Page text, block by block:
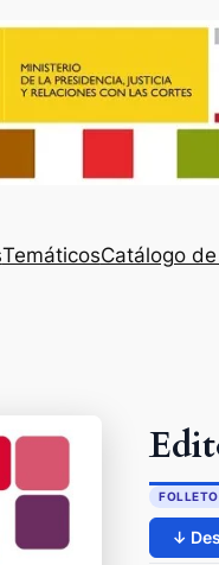
TemáticosCatálogo
FOLLETO
↓